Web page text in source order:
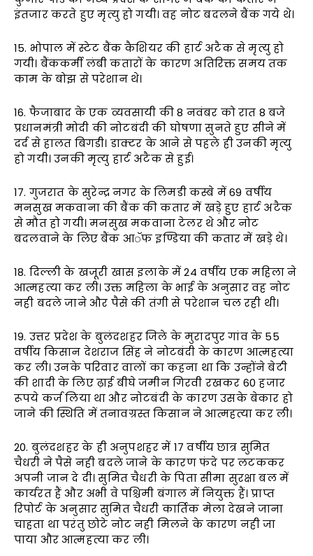
इंतजार करते हुए मृत्यु हो गयी। वह नोट बदलने बैंक गये थे।
15. भोपाल में स्टेट बैंक कैशियर की हार्ट अटैक से मृत्यु हो
गयी। बैंककर्मी लंबी कतारों के कारण अतिरिक्त समय तक
काम के बोझ से परेशान थे।
16. फैजाबाद के एक व्यवसायी की 8 नवंबर को रात 8 बजे
प्रधानमंत्री मोदी की नोटबंदी की घोषणा सुनते हुए सीने में
दर्द से हालत बिगडी। डाक्टर के आने से पहले ही उनकी मृत्यु
हो गयी। उनकी मृत्यु हार्ट अटैक से हुई।
17. गुजरात के सुरेन्द्र नगर के लिमडी कस्बे में 69 वर्षीय
मनसुख मकवाना की बैंक की कतार में खड़े हुए हार्ट अटैक
से मौत हो गयी। मनसुख मकवाना टेलर थे और नोट
बदलवाने के लिए बैंक आॅफ इण्डिया की कतार में खड़े थे।
18. दिल्ली के खजूरी खास इलाके में 24 वर्षीय एक महिला ने
आत्महत्या कर ली। उक्त महिला के भाई के अनुसार वह नोट
नही बदले जाने और पैसे की तंगी से परेशान चल रही थी।
19. उत्तर प्रदेश के बुलंदशहर जिले के मुरादपुर गांव के 55
वर्षीय किसान देशराज सिंह ने नोटबंदी के कारण आत्महत्या
कर ली। उनके परिवार वालों का कहना था कि उन्होंने बेटी
की शादी के लिए ढ़ाई बीघे जमीन गिरवी रखकर 60 हजार
रूपये कर्ज लिया था और नोटबंदी के कारण उसके बेकार हो
जाने की स्थिति में तनावग्रस्त किसान ने आत्महत्या कर ली।
20. बुलंदशहर के ही अनुपशहर में 17 वर्षीय छात्र सुमित
चैधरी ने पैसे नही बदले जाने के कारण फंदे पर लटककर
अपनी जान दे दी। सुमित चैधरी के पिता सीमा सुरक्षा बल में
कार्यरत हैं और अभी वे पश्चिमी बंगाल में नियुक्त हैं। प्राप्त
रिपोर्ट के अनुसार सुमित चैधरी कार्तिक मेला देखने जाना
चाहता था परंतु छोटे नोट नही मिलने के कारण नही जा
पाया और आत्महत्या कर ली।